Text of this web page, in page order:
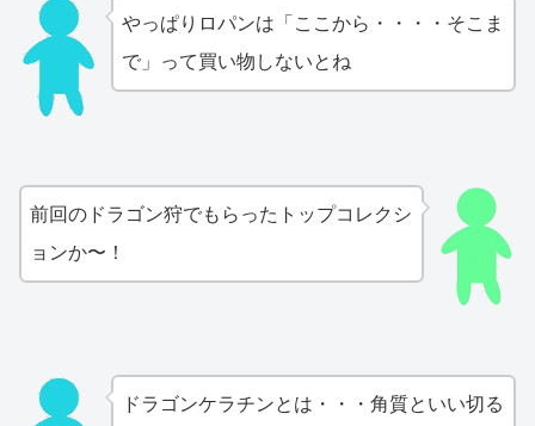
やっぱりロパンは「ここから・・・・そこま
で」って買い物しないとね
前回のドラゴン狩でもらったトップコレクシ
ョンか〜！
ドラゴンケラチンとは・・・角質といい切る